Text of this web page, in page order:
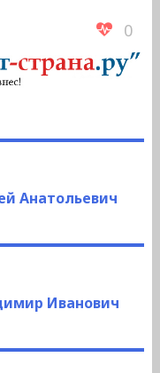
0
Анатольевич
Иванович